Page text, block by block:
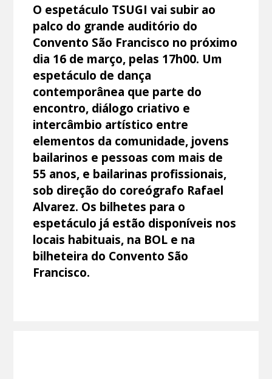
O espetáculo TSUGI vai subir ao
palco do grande auditório do
Convento São Francisco no próximo
dia 16 de março, pelas 17h00. Um
espetáculo de dança
contemporânea que parte do
encontro, diálogo criativo e
intercâmbio artístico entre
elementos da comunidade, jovens
bailarinos e pessoas com mais de
55 anos, e bailarinas profissionais,
sob direção do coreógrafo Rafael
Alvarez. Os bilhetes para o
espetáculo já estão disponíveis nos
locais habituais, na BOL e na
bilheteira do Convento São
Francisco.